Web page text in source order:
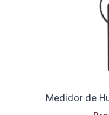
Medidor de